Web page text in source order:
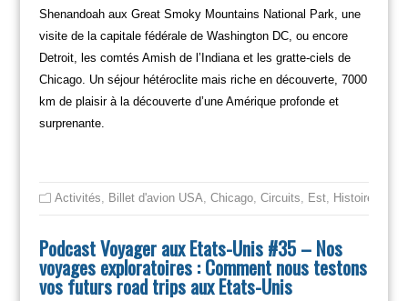
Shenandoah aux Great Smoky Mountains National Park, une
visite de la capitale fédérale de Washington DC, ou encore
Detroit, les comtés Amish de l’Indiana et les gratte-ciels de
Chicago. Un séjour hétéroclite mais riche en découverte, 7000
km de plaisir à la découverte d’une Amérique profonde et
surprenante.
Activités Billet d'avion USA Chicago, Circuits Est, Histoire des
Podcast Voyager aux Etats-Unis #35 – Nos
voyages exploratoires : Comment nous testons
vos futurs road trips aux Etats-Unis